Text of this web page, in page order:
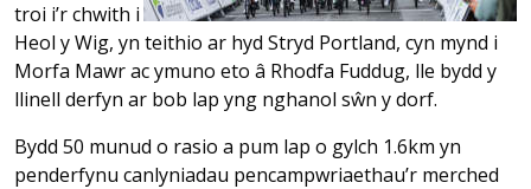
troi i’r chwith i
Heol y Wig, yn teithio ar hyd Stryd Portland, cyn mynd i
Morfa Mawr ac ymuno eto â Rhodfa Fuddug, lle bydd y
llinell derfyn ar bob lap yng nghanol sŵn y dorf.
Bydd 50 munud o rasio a pum lap o gylch 1.6km yn
penderfynu canlyniadau pencampwriaethau’r merched